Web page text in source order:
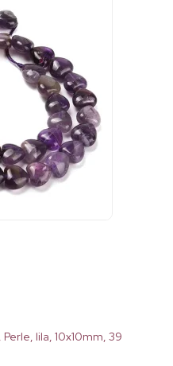
lila, 10x10mm, 39